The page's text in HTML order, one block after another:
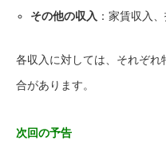
その他の収入 ：家賃収入
各収入に対しては、それぞ
合があります。
次回の予告